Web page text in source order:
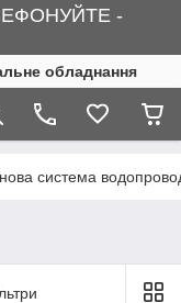
-
обладнання
система